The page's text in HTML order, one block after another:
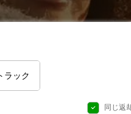
ラック
同じ返